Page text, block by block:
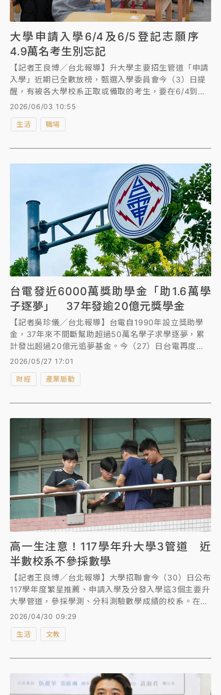
大學申請入學6/4及6/5登記志願序
4.9萬名考生別忘記
【記者王良博／台北報導】升大學主要招生管道「申請
入學」近期已全數放榜，甄選入學委員會今（3）日提
醒，有被各大學校系正取或備取的考生，要在6/4到
6/5的上午9時到晚上9時，至甄選會網站登記志願序，
資格者共有49425人。
2026/06/03 10:55
生活 職場
台電發近6000萬獎助學金「助1.6萬學
子逐夢」 37年發逾20億元獎學金
【記者吳珍儀／台北報導】台電自1990年設立獎助學
金，37年來不間斷幫助超過50萬名學子求學逐夢，累
計發出超過20億元追夢基金。今（27）日台電再度串
聯全國20座電廠，提供約1.6萬人近6000萬元獎助學
金。台電植下希望的種子，扶持學子萌芽茁壯，期盼受
獎學生長大也能幫助他人，創造社會正向循環。
2026/05/27 17:01
財經 產業脈動
高一生注意！117學年升大學3管道 近
半數校系不參採數學
【記者王良博／台北報導】大學招聯會今（30）日公布
117學年度繁星推薦、申請入學及分發入學這3個主要升
大學管道，參採學測、分科測驗數學成績的校系。在申
請入學部分，有625個校系參採學測數學A，235個系
965個系組不參採數學。根據統計，3大升學管道均有
2026/04/30 09:29
生活 文教